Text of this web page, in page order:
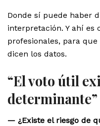
Donde sí puede haber
interpretación. Y ahí es
profesionales, para
dicen los datos.
“El voto útil
determinante”
— ¿Existe el riesgo de